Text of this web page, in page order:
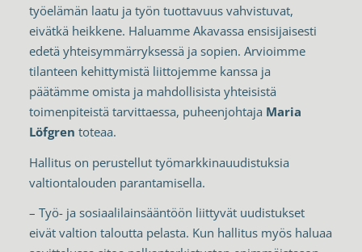
työelämän laatu ja työn tuottavuus vahvistuvat,
eivätkä heikkene. Haluamme Akavassa ensisijaisesti
edetä yhteisymmärryksessä ja sopien. Arvioimme
tilanteen kehittymistä liittojemme kanssa ja
päätämme omista ja mahdollisista yhteisistä
toimenpiteistä tarvittaessa, puheenjohtaja Maria
Löfgren toteaa.
Hallitus on perustellut työmarkkinauudistuksia
valtiontalouden parantamisella.
– Työ- ja sosiaalilainsääntöön liittyvät uudistukset
eivät valtion taloutta pelasta. Kun hallitus myös haluaa